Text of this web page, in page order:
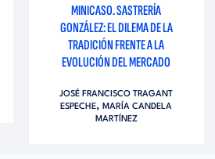
MINICASO. SASTRERÍA
GONZÁLEZ: EL DILEMA DE LA
TRADICIÓN FRENTE A LA
EVOLUCIÓN DEL MERCADO
JOSÉ FRANCISCO TRAGANT
ESPECHE,MARÍA CANDELA
MARTÍNEZ